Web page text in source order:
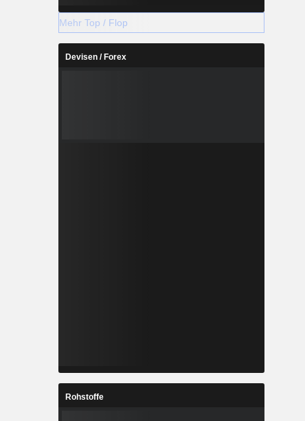
Mehr Top / Flop
Devisen / Forex
Rohstoffe